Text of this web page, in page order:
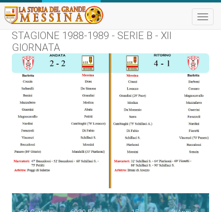
Toggle
STAGIONE 1988-1989 - SERIE B - XII
GIORNATA